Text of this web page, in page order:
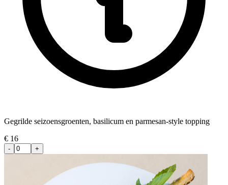
Gegrilde seizoensgroenten, basilicum en parmesan-style topping
€ 16
- +